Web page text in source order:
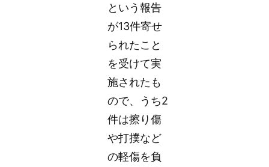
という報告
が13件寄せ
られたこと
を受けて実
施されたも
ので、うち2
件は擦り傷
や打撲など
の軽傷を負